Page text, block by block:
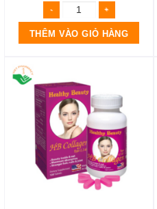
THÊM VÀO GIỎ HÀNG